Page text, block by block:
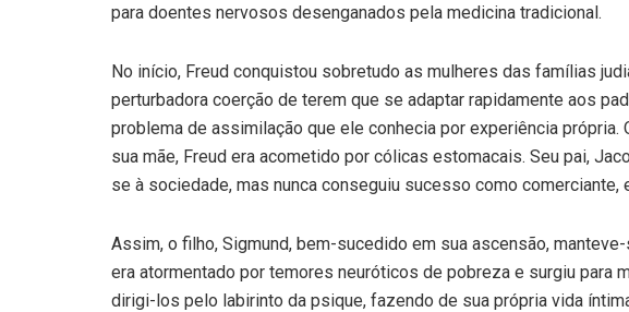
para doentes nervosos desenganados pela medicina tradicional.
No início, Freud conquistou sobretudo as mulheres das famílias
perturbadora coerção de terem que se adaptar rapidamente aos
problema de assimilação que ele conhecia por experiência
sua mãe, Freud era acometido por cólicas estomacais. Seu pai,
se à sociedade, mas nunca conseguiu sucesso como comerciante,
Assim, o filho, Sigmund, bem-sucedido em sua ascensão,
era atormentado por temores neuróticos de pobreza e surgiu para
dirigi-los pelo labirinto da psique, fazendo de sua própria vida